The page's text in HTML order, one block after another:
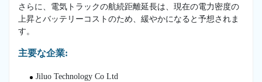
さらに、電気トラックの航続距離延長は、現在の電力密度の
上昇とバッテリーコストのため、緩やかになると予想されま
す。
主要な企業:
Jiluo Technology Co Ltd